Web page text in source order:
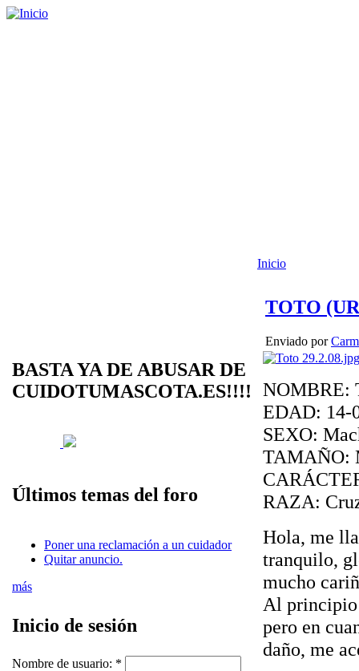
BASTA YA DE ABUSAR DE
CUIDOTUMASCOTA.ES!!!!
Últimos temas del foro
Poner una reclamación a un cuidador
Quitar anuncio.
más
Inicio de sesión
Nombre de usuario: *
Inicio
TOTO
Enviado por
NOMBRE:
EDAD: 14-
SEXO:
TAMAÑO:
RAZA:
Hola, me
tranquilo,
mucho
Al principio
pero en
daño, me